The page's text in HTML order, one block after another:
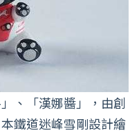
、「漢娜醬」，由創
鐵道迷峰雪剛設計繪